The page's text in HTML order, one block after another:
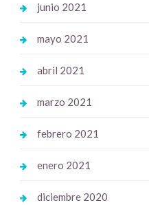
junio 2021
mayo 2021
abril 2021
marzo 2021
febrero 2021
enero 2021
diciembre 2020